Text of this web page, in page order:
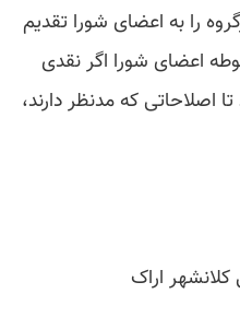
را به اعضای شورا تقدیم
اعضای شورا اگر نقدی
که مدنظر دارند،
اراک